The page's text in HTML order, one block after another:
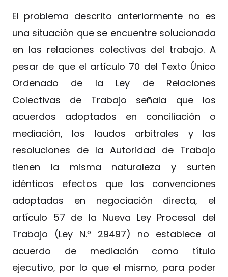
El problema descrito anteriormente no es
una situación que se encuentre solucionada
en las relaciones colectivas del trabajo. A
pesar de que el artículo 70 del Texto Único
Ordenado de la Ley de Relaciones
Colectivas de Trabajo señala que los
acuerdos adoptados en conciliación o
mediación, los laudos arbitrales y las
resoluciones de la Autoridad de Trabajo
tienen la misma naturaleza y surten
idénticos efectos que las convenciones
adoptadas en negociación directa, el
artículo 57 de la Nueva Ley Procesal del
Trabajo (Ley N.º 29497) no establece al
acuerdo de mediación como título
ejecutivo, por lo que el mismo, para poder